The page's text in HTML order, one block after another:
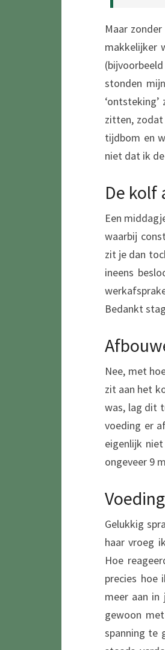
Maar
makkelijker
stonden
zitten,
tijdbom en
niet dat ik
De kolf
Een
waarbij
zit je dan
ineens
Bedankt
Nee, met
zit aan het
was, lag dit
voeding er
eigenlijk
ongeveer 9
Gelukkig
haar vroeg
Hoe
precies hoe
meer aan in
gewoon
spanning te